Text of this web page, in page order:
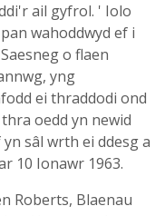
ail gyfrol. ' Iolo
wahoddwyd ef i
o flaen
yng
ei thraddodi ond
oedd yn newid
sâl wrth ei ddesg a
10 Ionawr 1963.
Roberts, Blaenau